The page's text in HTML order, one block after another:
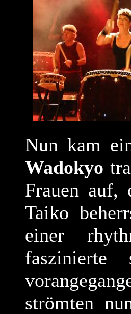
Nun kam
Wadokyo
Frauen auf,
Taiko
einer
strömten